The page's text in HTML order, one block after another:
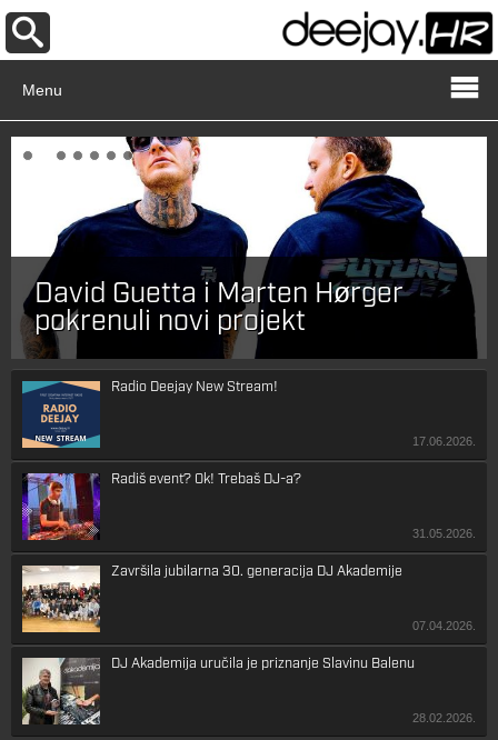
Menu
David Guetta i Marten Hørger
pokrenuli novi projekt
Radio Deejay New Stream!
17.06.2026.
Radiš event? Ok! Trebaš DJ-a?
31.05.2026.
Završila jubilarna 30. generacija DJ Akademije
07.04.2026.
DJ Akademija uručila je priznanje Slavinu Balenu
28.02.2026.